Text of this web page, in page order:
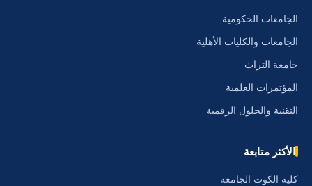
الجامعات الحكومية
الجامعات والكليات الأهلية
جامعة التراث
المؤتمرات العلمية
التقنية والحلول الرقمية
الأكثر متابعة
كلية الكوت الجامعة